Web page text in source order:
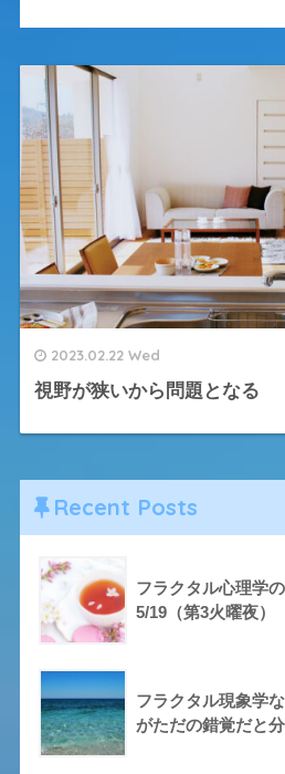
2023.02.22 Wed
視野が狭いから問題となる
Recent Posts
フラクタル心理学
5/19（第3火曜夜）
フラクタル現象学
がただの錯覚だと